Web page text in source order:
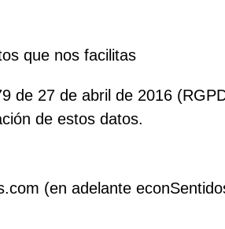
que nos facilitas
de 27 de abril de 2016
de estos datos.
(en adelante